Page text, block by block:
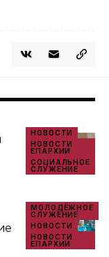
НОВОСТИ
НОВОСТИ
ЕПАРХИИ
СОЦИАЛЬНОЕ
СЛУЖЕНИЕ
МОЛОДЁЖНОЕ
СЛУЖЕНИЕ
НОВОСТИ
НОВОСТИ
ЕПАРХИИ